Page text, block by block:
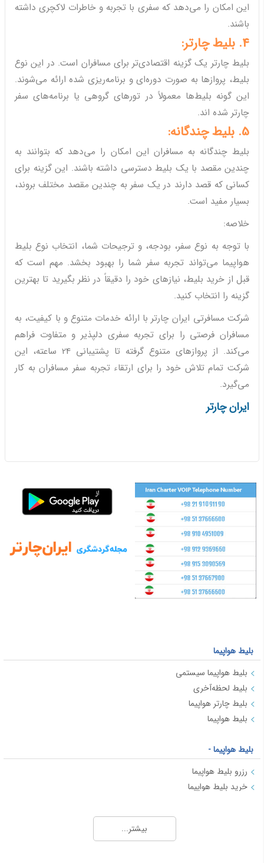
این امکان را می‌دهد که سفری با تجربه و خاطرات لاکچری داشته
باشند.
4. بلیط چارتر:
بلیط چارتر یک گزینه اقتصادی‌تر برای مسافران است. در این نوع
بلیط، پروازها به صورت دوره‌ای و برنامه‌ریزی شده ارائه می‌شوند.
این گونه بلیط‌ها معمولاً در تورهای گروهی یا برنامه‌های سفر
چارتر شده اند.
5. بلیط چند‌گانه:
بلیط چند‌گانه به مسافران این امکان را می‌دهد که بتوانند به
چندین مقصد با یک بلیط دسترسی داشته باشند. این گزینه برای
کسانی که قصد دارند در یک سفر به چندین مقصد مختلف بروند،
بسیار مفید است.
خلاصه:
با توجه به نوع سفر، بودجه، و ترجیحات شما، انتخاب نوع بلیط
هواپیما می‌تواند تجربه سفر شما را بهبود بخشد. مهم است که
قبل از خرید بلیط، نیازهای خود را دقیقاً در نظر بگیرید تا بهترین
گزینه را انتخاب کنید.
شرکت مسافرتی ایران چارتر با ارائه خدمات متنوع و با کیفیت، به
مسافران فرصتی را برای تجربه سفری دلپذیر و متفاوت فراهم
می‌کند. از پروازهای متنوع گرفته تا پشتیبانی 24 ساعته، این
شرکت تمام تلاش خود را برای ارتقاء تجربه سفر مسافران به کار
می‌گیرد.
ایران چارتر
بلیط هواپیما
بلیط هواپیما سیستمی
بلیط لحظه‌آخری
بلیط چارتر هواپیما
بلیط هواپیما
بلیط هواپیما -
رزرو بلیط هواپیما
خرید بلیط هواپیما
بلیط لحظه آخری چیست؟
بلیط هواپیما در ایران: انواع و ویژگی‌ها
بیشتر...